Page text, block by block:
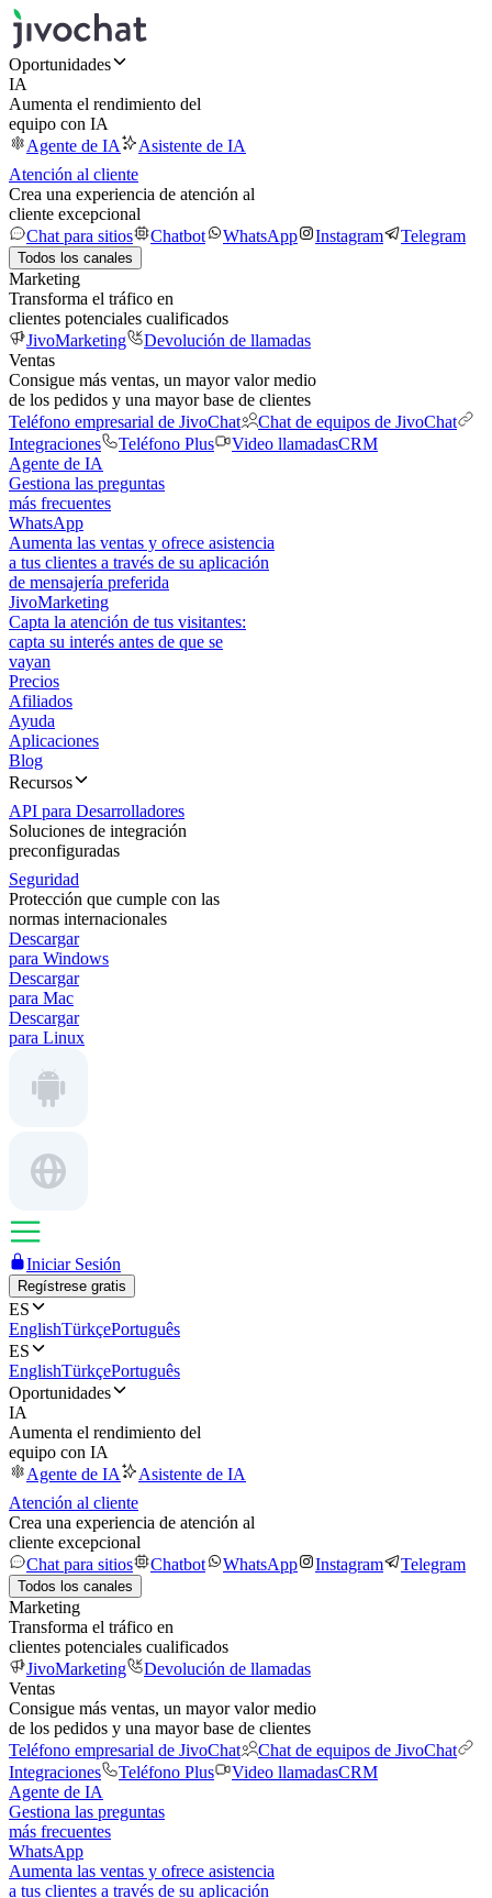
Oportunidades
IA
Aumenta el rendimiento del
equipo con IA
Agente de IA
Asistente de IA
Atención al cliente
Crea una experiencia de atención al
cliente excepcional
Chat para sitios
Chatbot WhatsApp Instagram Telegram
Todos los canales
Marketing
Transforma el tráfico en
clientes potenciales cualificados
JivoMarketing
Devolución de llamadas
Ventas
Consigue más ventas, un mayor valor medio
de los pedidos y una mayor base de clientes
Teléfono empresarial de JivoChat
Chat de equipos de JivoChat
Integraciones
Teléfono Plus Video llamadasCRM
Agente de IA
Gestiona las preguntas
más frecuentes
WhatsApp
Aumenta las ventas y ofrece asistencia
a tus clientes a través de su aplicación
de mensajería preferida
JivoMarketing
Capta la atención de tus visitantes:
capta su interés antes de que se
vayan
Precios
Afiliados
Ayuda
Aplicaciones
Blog
Recursos
API para Desarrolladores
Soluciones de integración
preconfiguradas
Seguridad
Protección que cumple con las
normas internacionales
Descargar
para Windows
Descargar
para Mac
Descargar
para Linux
Iniciar Sesión
Regístrese gratis
ES
EnglishTürkçePortuguês
ES
EnglishTürkçePortuguês
Oportunidades
IA
Aumenta el rendimiento del
equipo con IA
Agente de IA
Asistente de IA
Atención al cliente
Crea una experiencia de atención al
cliente excepcional
Chat para sitios
Chatbot WhatsApp Instagram Telegram
Todos los canales
Marketing
Transforma el tráfico en
clientes potenciales cualificados
JivoMarketing
Devolución de llamadas
Ventas
Consigue más ventas, un mayor valor medio
de los pedidos y una mayor base de clientes
Teléfono empresarial de JivoChat
Chat de equipos de JivoChat
Integraciones
Teléfono Plus Video llamadasCRM
Agente de IA
Gestiona las preguntas
más frecuentes
WhatsApp
Aumenta las ventas y ofrece asistencia
a tus clientes a través de su aplicación